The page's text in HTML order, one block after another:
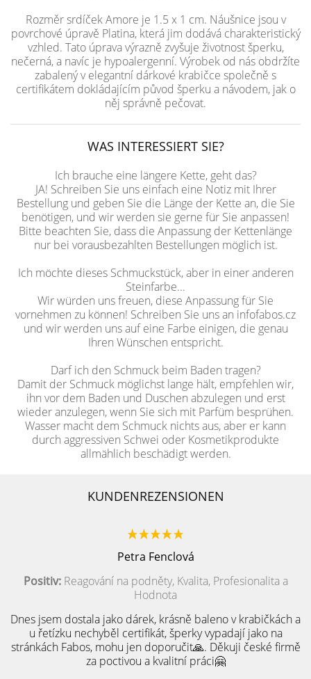
Rozměr srdíček Amore je 1.5 x 1 cm. Náušnice jsou v
povrchové úpravě Platina, která jim dodává charakteristický
vzhled. Tato úprava výrazně zvyšuje životnost šperku,
nečerná, a navíc je hypoalergenní. Výrobek od nás obdržíte
zabalený v elegantní dárkové krabičce společně s
certifikátem dokládajícím původ šperku a návodem, jak o
něj správně pečovat.
WAS INTERESSIERT SIE?
Ich brauche eine längere Kette, geht das?
JA! Schreiben Sie uns einfach eine Notiz mit Ihrer
Bestellung und geben Sie die Länge der Kette an, die Sie
benötigen, und wir werden sie gerne für Sie anpassen!
Bitte beachten Sie, dass die Anpassung der Kettenlänge
nur bei vorausbezahlten Bestellungen möglich ist.
Ich möchte dieses Schmuckstück, aber in einer anderen
Steinfarbe...
Wir würden uns freuen, diese Anpassung für Sie
vornehmen zu können! Schreiben Sie uns an infofabos.cz
und wir werden uns auf eine Farbe einigen, die genau
Ihren Wünschen entspricht.
Darf ich den Schmuck beim Baden tragen?
Damit der Schmuck möglichst lange hält, empfehlen wir,
ihn vor dem Baden und Duschen abzulegen und erst
wieder anzulegen, wenn Sie sich mit Parfüm besprühen.
Wasser macht dem Schmuck nichts aus, aber er kann
durch aggressiven Schwei oder Kosmetikprodukte
allmählich beschädigt werden.
KUNDENREZENSIONEN
Petra Fenclová
Positiv:Reagování na podněty, Kvalita, Profesionalita a
Hodnota
Dnes jsem dostala jako dárek, krásně baleno v krabičkách a
u řetízku nechyběl certifikát, šperky vypadají jako na
stránkách Fabos, mohu jen doporučit🙏. Děkuji české firmě
za poctivou a kvalitní práci🤗